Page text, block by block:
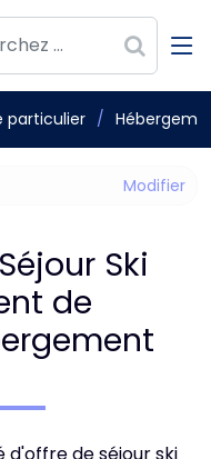
particulier
Ski
de